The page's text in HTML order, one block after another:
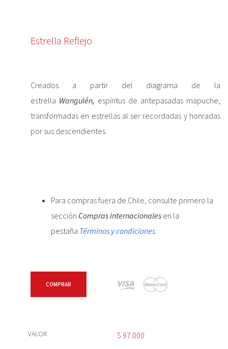
Estrella Reflejo
Creados a partir del diagrama de la
estrella Wangulén, espíritus de antepasadas mapuche,
transformadas en estrellas al ser recordadas y honradas
por sus descendientes.
Para compras fuera de Chile, consulte primero la
sección Compras internacionales en la
pestaña Términos y condiciones
COMPRAR
VALOR $ 97.000